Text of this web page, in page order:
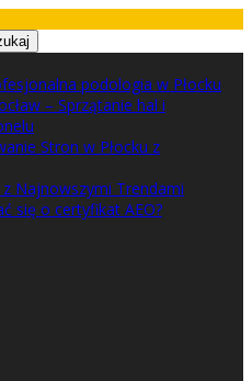
podologia w Płocku
– Sprzątanie hal i
Stron w Płocku z
Najnowszymi Trendami
się o certyfikat AEO?